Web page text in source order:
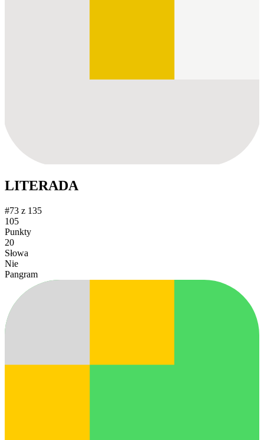
LITERADA
#73 z 135
105
Punkty
20
Słowa
Nie
Pangram